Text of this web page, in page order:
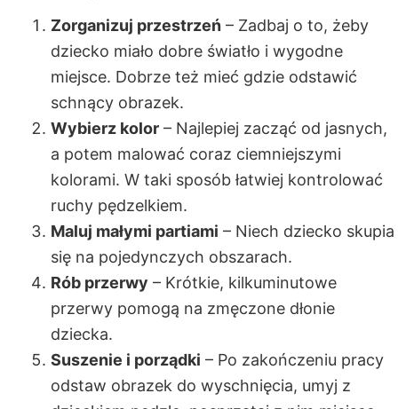
Zorganizuj przestrzeń – Zadbaj o to, żeby
dziecko miało dobre światło i wygodne
miejsce. Dobrze też mieć gdzie odstawić
schnący obrazek.
Wybierz kolor – Najlepiej zacząć od jasnych,
a potem malować coraz ciemniejszymi
kolorami. W taki sposób łatwiej kontrolować
ruchy pędzelkiem.
Maluj małymi partiami – Niech dziecko skupia
się na pojedynczych obszarach.
Rób przerwy – Krótkie, kilkuminutowe
przerwy pomogą na zmęczone dłonie
dziecka.
Suszenie i porządki – Po zakończeniu pracy
odstaw obrazek do wyschnięcia, umyj z